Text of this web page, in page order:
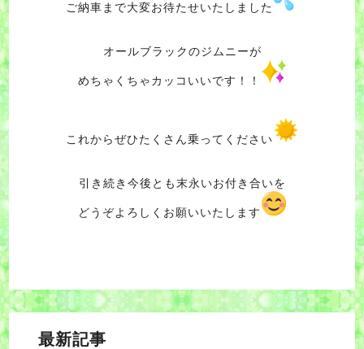
ご納車まで大変お待たせいたしました
オールブラックのジムニーが
めちゃくちゃカッコいいです！！
これからぜひたくさん乗ってください
引き続き今後とも末永いお付き合いを
どうぞよろしくお願いいたします
最新記事